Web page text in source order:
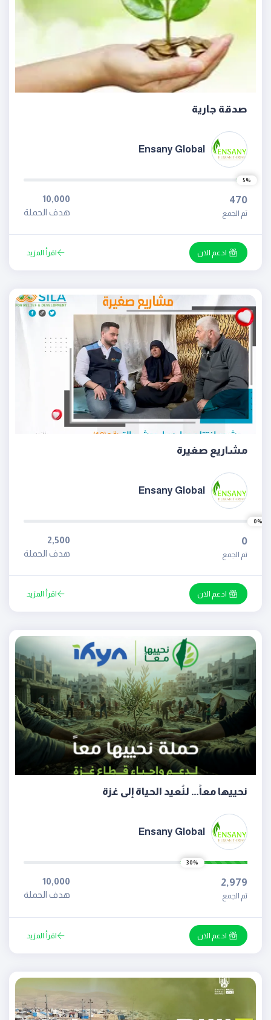
صدقة جارية
Ensany Global
5%
470
تم الجمع
10,000
هدف الحملة
ادعم الان اقرأ المزيد
مشاريع صغيرة
Ensany Global
0%
0
تم الجمع
2,500
هدف الحملة
ادعم الان اقرأ المزيد
نحييها معاً… لنُعيد الحياة إلى غزة
Ensany Global
30%
2,979
تم الجمع
10,000
هدف الحملة
ادعم الان اقرأ المزيد